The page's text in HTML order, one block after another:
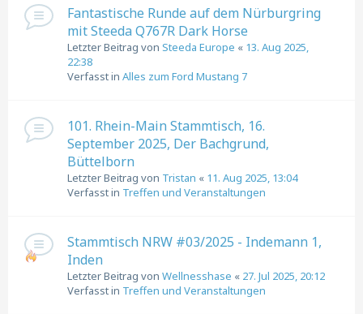
Fantastische Runde auf dem Nürburgring
mit Steeda Q767R Dark Horse
Letzter Beitrag von Steeda Europe « 13. Aug 2025,
22:38
Verfasst in Alles zum Ford Mustang 7
101. Rhein-Main Stammtisch, 16.
September 2025, Der Bachgrund,
Büttelborn
Letzter Beitrag von Tristan « 11. Aug 2025, 13:04
Verfasst in Treffen und Veranstaltungen
Stammtisch NRW #03/2025 - Indemann 1,
Inden
Letzter Beitrag von Wellnesshase « 27. Jul 2025, 20:12
Verfasst in Treffen und Veranstaltungen